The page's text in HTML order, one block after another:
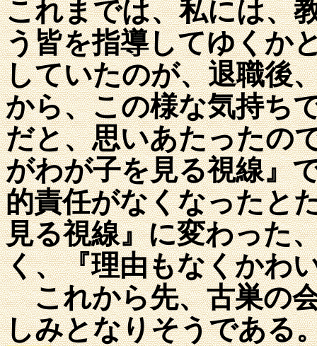
これまでは、私には、
う皆を指導してゆくか
していたのが、退職後
から、この様な気持ち
だと、思いあたったの
がわが子を見る視線』
的責任がなくなったと
見る視線』に変わった
く、『理由もなくかわ
これから先、古巣の
しみとなりそうである